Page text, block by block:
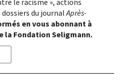
électronique, vous
de la Fondation
à notrepolitique de
possible de vous
le racisme », actions
du journalAprès-
en vous abonnant à
Fondation Seligmann.